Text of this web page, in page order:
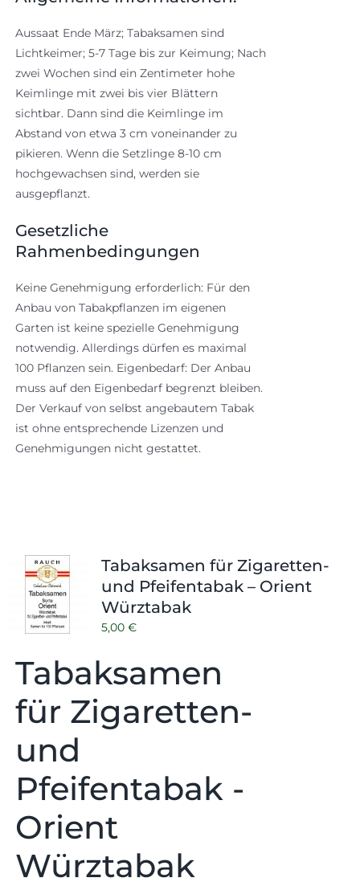
Aussaat Ende März; Tabaksamen sind
Lichtkeimer; 5-7 Tage bis zur Keimung; Nach
zwei Wochen sind ein Zentimeter hohe
Keimlinge mit zwei bis vier Blättern
sichtbar. Dann sind die Keimlinge im
Abstand von etwa 3 cm voneinander zu
pikieren. Wenn die Setzlinge 8-10 cm
hochgewachsen sind, werden sie
ausgepflanzt.
Gesetzliche
Rahmenbedingungen
Keine Genehmigung erforderlich: Für den
Anbau von Tabakpflanzen im eigenen
Garten ist keine spezielle Genehmigung
notwendig. Allerdings dürfen es maximal
100 Pflanzen sein. Eigenbedarf: Der Anbau
muss auf den Eigenbedarf begrenzt bleiben.
Der Verkauf von selbst angebautem Tabak
ist ohne entsprechende Lizenzen und
Genehmigungen nicht gestattet.
Tabaksamen für Zigaretten-
und Pfeifentabak – Orient
Würztabak
5,00 €
Tabaksamen
für Zigaretten-
und
Pfeifentabak -
Orient
Würztabak